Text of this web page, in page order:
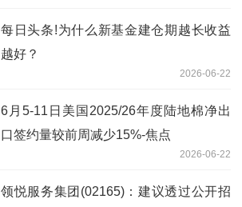
每日头条!为什么新基金建仓期越长收益
越好？
2026-06-22
6月5-11日美国2025/26年度陆地棉净出
口签约量较前周减少15%-焦点
2026-06-22
领悦服务集团(02165)：建议透过公开招